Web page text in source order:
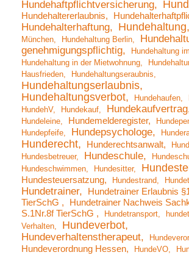
Hundehaftpflichtversicherung
Hundehaltererlaubnis
Hundehalterhaftung Hundehaltung
München
Hundehaltung Berlin
genehmigungspflichtig
Hundehaltung
Hundehaltung in der Mietwohnung
Hausfrieden
Hundehaltungseraubnis
Hundehaltungserlaubnis
Hundehaltungsverbot
Hundehaufen
HundehV
Hundekauf Hundekaufvertrag
Hundeleine
Hundemelderegister
Hundepfeife
Hundepsychologe
Hunderecht Hunderechtsanwalt
Hundesbetreuer
Hundeschule
Hundeschwimmen
Hundesitter
Hundesteuersatzung Hundestrand
Hundetrainer
Hundetrainer Erlaubnis
TierSchG
Hundetrainer Nachweis
S.1Nr.8f TierSchG
Hundetransport
Verhalten
Hundeverbot
Hundeverhaltenstherapeut
Hundeverordnung Hessen HundeVO